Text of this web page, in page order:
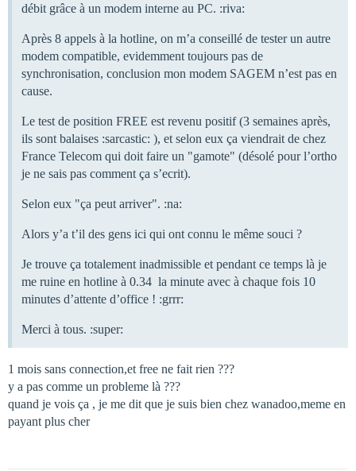
débit grâce à un modem interne au PC. :riva:
Après 8 appels à la hotline, on m’a conseillé de tester un autre
modem compatible, evidemment toujours pas de
synchronisation, conclusion mon modem SAGEM n’est pas en
cause.
Le test de position FREE est revenu positif (3 semaines après,
ils sont balaises :sarcastic: ), et selon eux ça viendrait de chez
France Telecom qui doit faire un "gamote" (désolé pour l’ortho
je ne sais pas comment ça s’ecrit).
Selon eux "ça peut arriver". :na:
Alors y’a t’il des gens ici qui ont connu le même souci ?
Je trouve ça totalement inadmissible et pendant ce temps là je
me ruine en hotline à 0.34  la minute avec à chaque fois 10
minutes d’attente d’office ! :grrr:
Merci à tous. :super:
1 mois sans connection,et free ne fait rien ???
y a pas comme un probleme là ???
quand je vois ça , je me dit que je suis bien chez wanadoo,meme en
payant plus cher